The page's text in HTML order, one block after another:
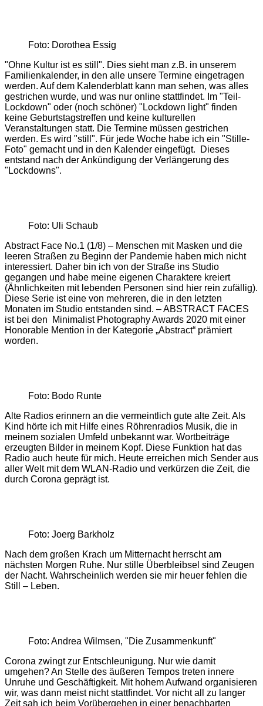
Foto: Dorothea Essig
"Ohne Kultur ist es still". Dies sieht man z.B. in unserem
Familienkalender, in den alle unsere Termine eingetragen
werden. Auf dem Kalenderblatt kann man sehen, was alles
gestrichen wurde, und was nur online stattfindet. Im "Teil-
Lockdown" oder (noch schöner) "Lockdown light" finden
keine Geburtstagstreffen und keine kulturellen
Veranstaltungen statt. Die Termine müssen gestrichen
werden. Es wird "still". Für jede Woche habe ich ein "Stille-
Foto" gemacht und in den Kalender eingefügt. Dieses
entstand nach der Ankündigung der Verlängerung des
"Lockdowns".
Foto: Uli Schaub
Abstract Face No.1 (1/8) – Menschen mit Masken und die
leeren Straßen zu Beginn der Pandemie haben mich nicht
interessiert. Daher bin ich von der Straße ins Studio
gegangen und habe meine eigenen Charaktere kreiert
(Ähnlichkeiten mit lebenden Personen sind hier rein zufällig).
Diese Serie ist eine von mehreren, die in den letzten
Monaten im Studio entstanden sind. – ABSTRACT FACES
ist bei den Minimalist Photography Awards 2020 mit einer
Honorable Mention in der Kategorie „Abstract“ prämiert
worden.
Foto: Bodo Runte
Alte Radios erinnern an die vermeintlich gute alte Zeit. Als
Kind hörte ich mit Hilfe eines Röhrenradios Musik, die in
meinem sozialen Umfeld unbekannt war. Wortbeiträge
erzeugten Bilder in meinem Kopf. Diese Funktion hat das
Radio auch heute für mich. Heute erreichen mich Sender aus
aller Welt mit dem WLAN-Radio und verkürzen die Zeit, die
durch Corona geprägt ist.
Foto: Joerg Barkholz
Nach dem großen Krach um Mitternacht herrscht am
nächsten Morgen Ruhe. Nur stille Überbleibsel sind Zeugen
der Nacht. Wahrscheinlich werden sie mir heuer fehlen die
Still – Leben.
Foto: Andrea Wilmsen, "Die Zusammenkunft"
Corona zwingt zur Entschleunigung. Nur wie damit
umgehen? An Stelle des äußeren Tempos treten innere
Unruhe und Geschäftigkeit. Mit hohem Aufwand organisieren
wir, was dann meist nicht stattfindet. Vor nicht all zu langer
Zeit sah ich beim Vorübergehen in einer benachbarten